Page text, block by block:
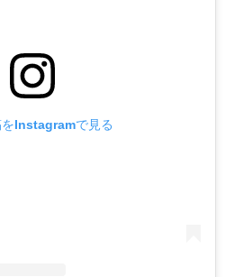
をInstagramで見る